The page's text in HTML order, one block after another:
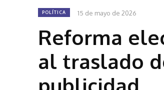
POLÍTICA 15 de mayo de 2026
Reforma
al traslado